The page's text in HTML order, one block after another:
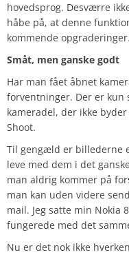
hovedsprog. Desværre
håbe på, at denne
kommende
Småt, men ganske godt
Har man fået åbnet
forventninger. Der er kun
kameradel, der ikke
Shoot.
Til gengæld er billederne
leve med dem i det
man aldrig kommer på
man kan uden videre
mail. Jeg satte min Nokia
fungerede med det
Nu er det nok ikke